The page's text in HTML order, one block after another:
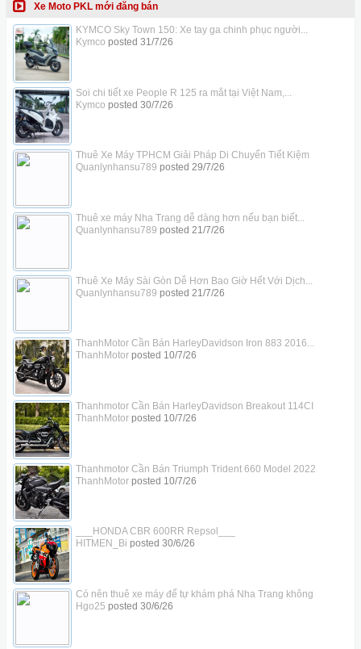
Xe Moto PKL mới đăng bán
KYMCO Sky Town 150: Xe tay ga chinh phục người...
Kymco posted 31/7/26
Soi chi tiết xe People R 125 ra mắt tại Việt Nam,...
Kymco posted 30/7/26
Thuê Xe Máy TPHCM Giải Pháp Di Chuyển Tiết Kiệm
Quanlynhansu789 posted 29/7/26
Thuê xe máy Nha Trang dễ dàng hơn nếu bạn biết...
Quanlynhansu789 posted 21/7/26
Thuê Xe Máy Sài Gòn Dễ Hơn Bao Giờ Hết Với Dịch...
Quanlynhansu789 posted 21/7/26
ThanhMotor Cần Bán HarleyDavidson Iron 883 2016...
ThanhMotorposted 10/7/26
Thanhmotor Cần Bán HarleyDavidson Breakout 114CI
ThanhMotorposted 10/7/26
Thanhmotor Cần Bán Triumph Trident 660 Model 2022
ThanhMotorposted 10/7/26
___HONDA CBR 600RR Repsol___
HITMEN_Bi posted 30/6/26
Có nên thuê xe máy để tự khám phá Nha Trang không
Hgo25 posted 30/6/26